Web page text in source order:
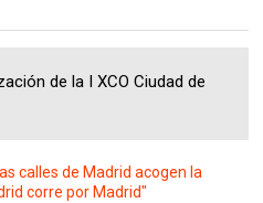
de la I XCO Ciudad de
calles de Madrid acogen la
corre por Madrid"